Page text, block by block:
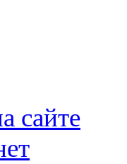
сайте